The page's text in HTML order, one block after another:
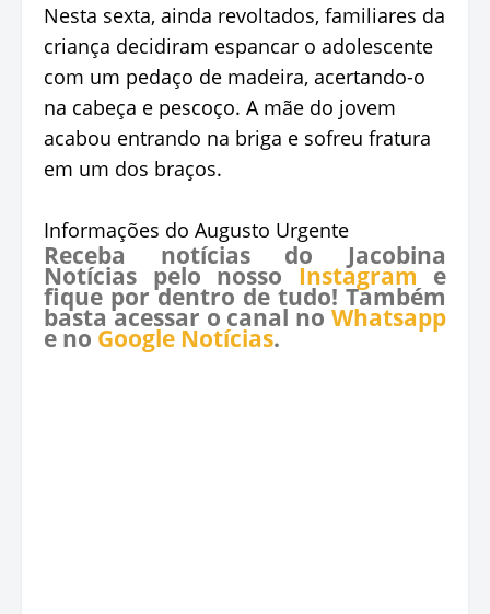
Nesta sexta, ainda revoltados, familiares da
criança decidiram espancar o adolescente
com um pedaço de madeira, acertando-o
na cabeça e pescoço. A mãe do jovem
acabou entrando na briga e sofreu fratura
em um dos braços.
Informações do Augusto Urgente
Receba notícias do Jacobina
Notícias pelo nosso Instagram e
fique por dentro de tudo! Também
basta acessar o canal no Whatsapp
e no Google Notícias.